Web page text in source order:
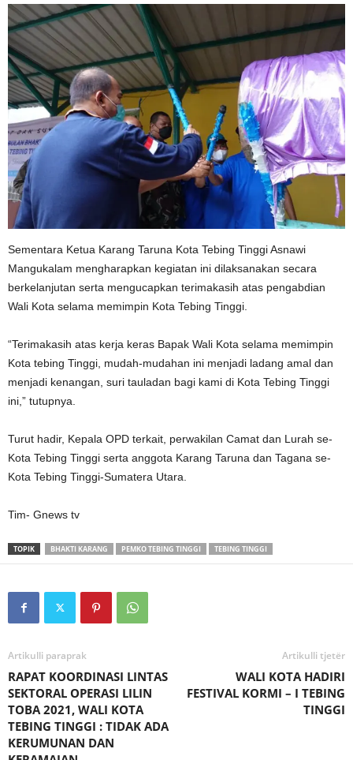
Sementara Ketua Karang Taruna Kota Tebing Tinggi Asnawi
Mangukalam mengharapkan kegiatan ini dilaksanakan secara
berkelanjutan serta mengucapkan terimakasih atas pengabdian
Wali Kota selama memimpin Kota Tebing Tinggi.
“Terimakasih atas kerja keras Bapak Wali Kota selama memimpin
Kota tebing Tinggi, mudah-mudahan ini menjadi ladang amal dan
menjadi kenangan, suri tauladan bagi kami di Kota Tebing Tinggi
ini,” tutupnya.
Turut hadir, Kepala OPD terkait, perwakilan Camat dan Lurah se-
Kota Tebing Tinggi serta anggota Karang Taruna dan Tagana se-
Kota Tebing Tinggi-Sumatera Utara.
Tim- Gnews tv
TOPIK BHAKTI KARANG PEMKO TEBING TINGGI TEBING TINGGI
Artikulli paraprak
RAPAT KOORDINASI LINTAS
SEKTORAL OPERASI LILIN
TOBA 2021, WALI KOTA
TEBING TINGGI : TIDAK ADA
KERUMUNAN DAN
Artikulli tjetër
WALI KOTA HADIRI
FESTIVAL KORMI – I TEBING
TINGGI